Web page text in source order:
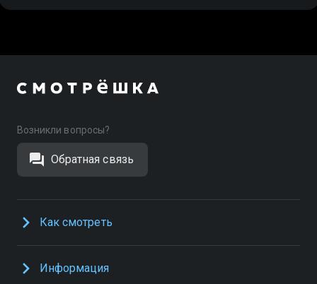
Возникли вопросы?
Обратная связь
Как смотреть
Информация